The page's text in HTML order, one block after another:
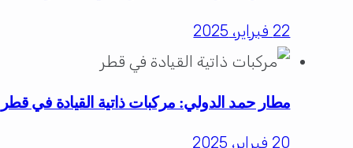
22 فبراير، 2025
مطار حمد الدولي: مركبات ذاتية القيادة في قطر
20 فبراير، 2025